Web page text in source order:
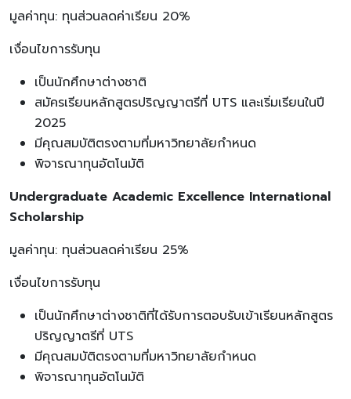
มูลค่าทุน: ทุนส่วนลดค่าเรียน 20%
เงื่อนไขการรับทุน
เป็นนักศึกษาต่างชาติ
สมัครเรียนหลักสูตรปริญญาตรีที่ UTS และเริ่มเรียนในปี
2025
มีคุณสมบัติตรงตามที่มหาวิทยาลัยกำหนด
พิจารณาทุนอัตโนมัติ
Undergraduate Academic Excellence International
Scholarship
มูลค่าทุน: ทุนส่วนลดค่าเรียน 25%
เงื่อนไขการรับทุน
เป็นนักศึกษาต่างชาติที่ได้รับการตอบรับเข้าเรียนหลักสูตร
ปริญญาตรีที่ UTS
มีคุณสมบัติตรงตามที่มหาวิทยาลัยกำหนด
พิจารณาทุนอัตโนมัติ